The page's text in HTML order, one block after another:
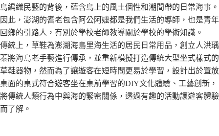
島編織民藝的背後，蘊含島上的風土個性和潮間帶的日常海事。
因此，澎湖的耆老包含阿公阿嬤都是我們生活的導師，也是青年
回鄉的引路人，有別於學校老師教導關於學校的學術知識。
傳統上，草鞋為澎湖海島里海生活的居民日常用品，創立人洪瑀
蓁將海島老手藝進行傳承，並重新模擬打造傳統大型坐式樣式的
草鞋器物，然而為了讓遊客在短時間更易於學習，設計出於置放
桌面的桌式符合遊客坐在桌前學習的DIY文化體驗、工藝創新，
將傳統人類行為中與海的緊密關係，透過有趣的活動讓遊客體驗
而了解。